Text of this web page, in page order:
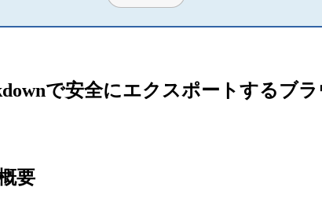
で安全にエクスポートするブ
要